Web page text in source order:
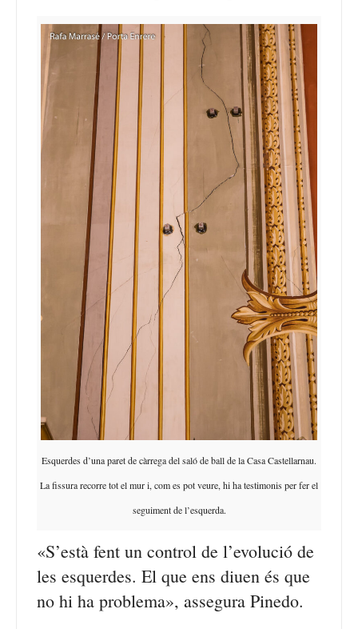
Esquerdes d’una paret de càrrega del saló de ball de la Casa Castellarnau.
La fissura recorre tot el mur i, com es pot veure, hi ha testimonis per fer el
seguiment de l’esquerda.
«S’està fent un control de l’evolució de
les esquerdes. El que ens diuen és que
no hi ha problema», assegura Pinedo.